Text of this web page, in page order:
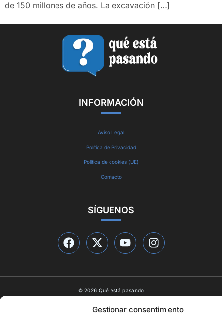
Gestionar consentimiento
de 150 millones de años. La excavación […]
INFORMACIÓN
Aviso Legal
Política de Privacidad
Política de cookies (UE)
Contacto
SÍGUENOS
© 2026 Qué está pasando